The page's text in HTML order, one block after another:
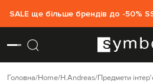
SALE ще більше брендів до -50%
Головна Home H.Andreas Предмети